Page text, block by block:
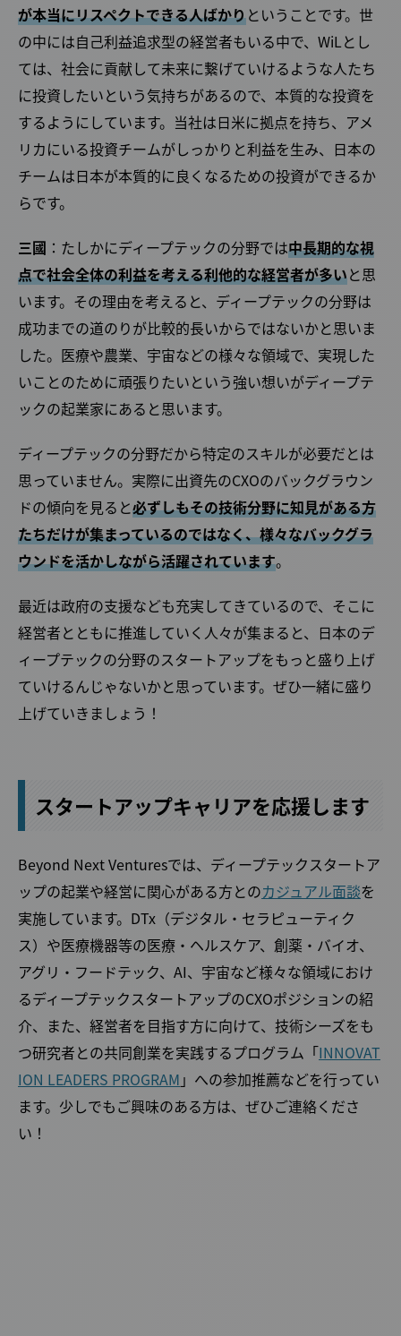
が本当にリスペクトできる人ばかりということです。世
の中には自己利益追求型の経営者もいる中で、WiLとし
ては、社会に貢献して未来に繋げていけるような人たち
に投資したいという気持ちがあるので、本質的な投資を
するようにしています。当社は日米に拠点を持ち、アメ
リカにいる投資チームがしっかりと利益を生み、日本の
チームは日本が本質的に良くなるための投資ができるか
らです。
三國 ：たしかにディープテックの分野では中長期的な視
点で社会全体の利益を考える利他的な経営者が多いと思
います。その理由を考えると、ディープテックの分野は
成功までの道のりが比較的長いからではないかと思いま
した。医療や農業、宇宙などの様々な領域で、実現した
いことのために頑張りたいという強い想いがディープテ
ックの起業家にあると思います。
ディープテックの分野だから特定のスキルが必要だとは
思っていません。実際に出資先のCXOのバックグラウン
ドの傾向を見ると必ずしもその技術分野に知見がある方
たちだけが集まっているのではなく、様々なバックグラ
ウンドを活かしながら活躍されています。
最近は政府の支援なども充実してきているので、そこに
経営者とともに推進していく人々が集まると、日本のデ
ィープテックの分野のスタートアップをもっと盛り上げ
ていけるんじゃないかと思っています。ぜひ一緒に盛り
上げていきましょう！
スタートアップキャリアを応援します
Beyond Next Venturesでは、ディープテックスタートア
ップの起業や経営に関心がある方とのカジュアル面談を
実施しています。DTx（デジタル・セラピューティク
ス）や医療機器等の医療・ヘルスケア、創薬・バイオ、
アグリ・フードテック、AI、宇宙など様々な領域におけ
るディープテックスタートアップのCXOポジションの紹
介、また、経営者を目指す方に向けて、技術シーズをも
つ研究者との共同創業を実践するプログラム「INNOVAT
ION LEADERS PROGRAM 」への参加推薦などを行ってい
ます。少しでもご興味のある方は、ぜひご連絡くださ
い！